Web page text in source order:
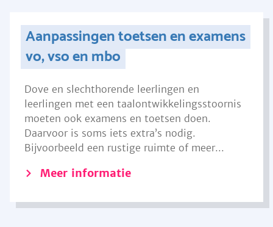
Aanpassingen toetsen en examens
vo, vso en mbo
Dove en slechthorende leerlingen en
leerlingen met een taalontwikkelingsstoornis
moeten ook examens en toetsen doen.
Daarvoor is soms iets extra’s nodig.
Bijvoorbeeld een rustige ruimte of meer...
Meer informatie